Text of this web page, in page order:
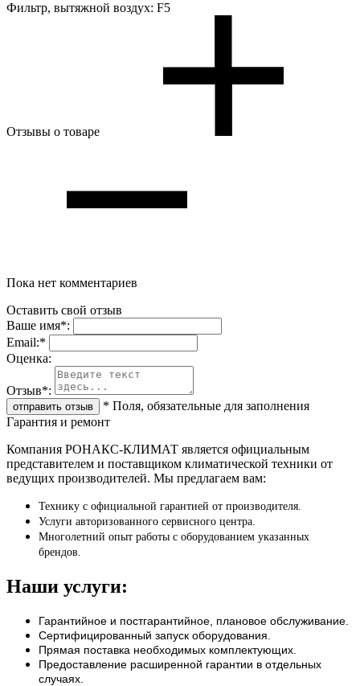
Фильтр, вытяжной воздух: F5
Отзывы о товаре
Пока нет комментариев
Оставить свой отзыв
Ваше имя*:
Email:*
Oценка:
Отзыв*:
* Поля, обязательные для заполнения
Гарантия и ремонт
Компания РОНАКС-КЛИМАТ является официальным
представителем и поставщиком климатической техники от
ведущих производителей. Мы предлагаем вам:
Технику с официальной гарантией от производителя.
Услуги авторизованного сервисного центра.
Многолетний опыт работы с оборудованием указанных
брендов.
Наши услуги:
Гарантийное и постгарантийное, плановое обслуживание.
Сертифицированный запуск оборудования.
Прямая поставка необходимых комплектующих.
Предоставление расширенной гарантии в отдельных
случаях.